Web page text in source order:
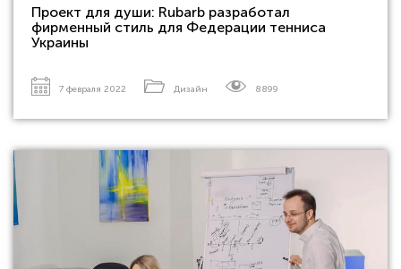
Проект для души: Rubarb разработал
фирменный стиль для Федерации тенниса
Украины
7 февраля 2022 Дизайн 8899